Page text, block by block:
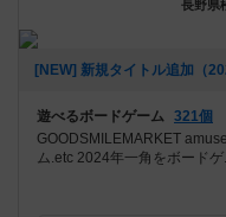
長野県
[NEW] 新規タイトル追加（
遊べるボードゲーム 321個
GOODSMILEMARKET
ム.etc 2024年一角をボードゲ